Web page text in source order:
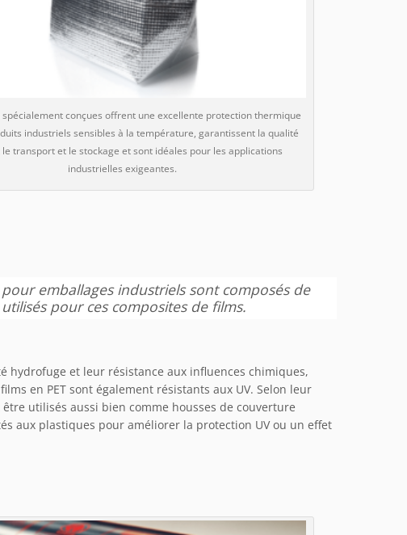
spécialement conçues offrent une excellente protection thermique
industriels sensibles à la température, garantissent la qualité
le transport et le stockage et sont idéales pour les applications
industrielles exigeantes.
emballages industriels sont composés de
pour ces composites de films.
hydrofuge et leur résistance aux influences chimiques,
en PET sont également résistants aux UV. Selon leur
utilisés aussi bien comme housses de couverture
aux plastiques pour améliorer la protection UV ou un effet